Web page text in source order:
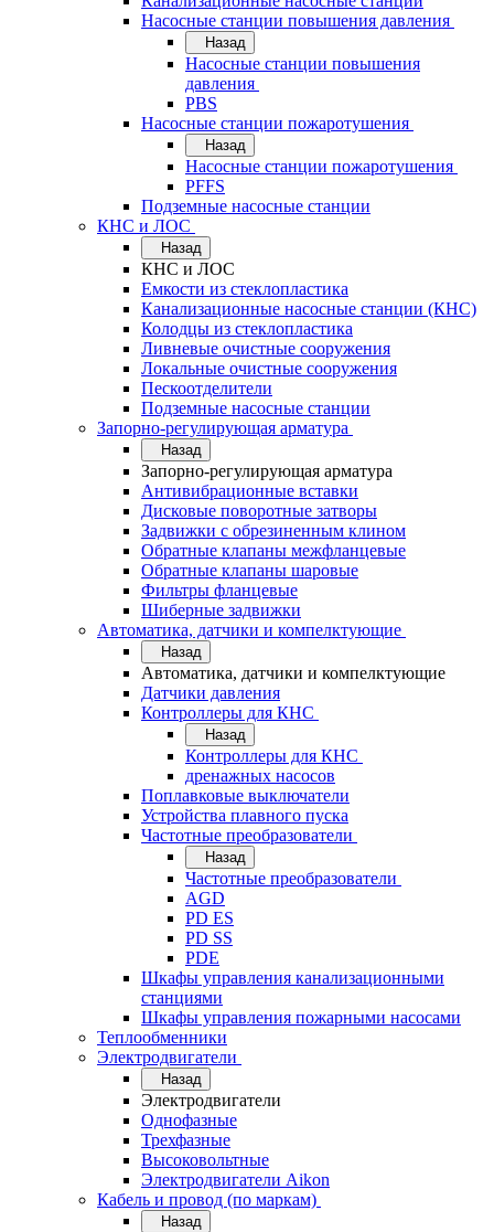
Насосные станции повышения давления
Назад
Насосные станции повышения
давления
PBS
Насосные станции пожаротушения
Назад
Насосные станции пожаротушения
PFFS
Подземные насосные станции
КНС и ЛОС
Назад
КНС и ЛОС
Емкости из стеклопластика
Канализационные насосные станции (КНС)
Колодцы из стеклопластика
Ливневые очистные сооружения
Локальные очистные сооружения
Пескоотделители
Подземные насосные станции
Запорно-регулирующая арматура
Назад
Запорно-регулирующая арматура
Антивибрационные вставки
Дисковые поворотные затворы
Задвижки с обрезиненным клином
Обратные клапаны межфланцевые
Обратные клапаны шаровые
Фильтры фланцевые
Шиберные задвижки
Автоматика, датчики и компелктующие
Назад
Автоматика, датчики и компелктующие
Датчики давления
Контроллеры для КНС
Назад
Контроллеры для КНС
дренажных насосов
Поплавковые выключатели
Устройства плавного пуска
Частотные преобразователи
Назад
Частотные преобразователи
AGD
PD ES
PD SS
PDE
Шкафы управления канализационными
станциями
Шкафы управления пожарными насосами
Теплообменники
Электродвигатели
Назад
Электродвигатели
Однофазные
Трехфазные
Высоковольтные
Электродвигатели Aikon
Кабель и провод (по маркам)
Назад